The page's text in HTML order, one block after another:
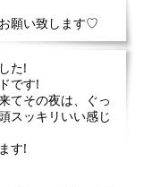
願い致します♡
た!
です!
てその夜は、ぐっ
スッキリいい感じ
す!